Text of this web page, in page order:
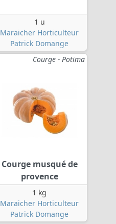
1 u
Maraicher Horticulteur
Patrick Domange
Courge - Potima
Courge musqué de
provence
1 kg
Maraicher Horticulteur
Patrick Domange